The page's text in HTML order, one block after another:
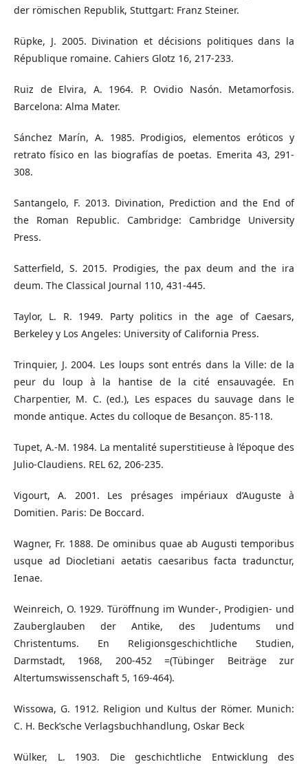
der römischen Republik, Stuttgart: Franz Steiner.
Rüpke, J. 2005. Divination et décisions politiques dans la
République romaine. Cahiers Glotz 16, 217-233.
Ruiz de Elvira, A. 1964. P. Ovidio Nasón. Metamorfosis.
Barcelona: Alma Mater.
Sánchez Marín, A. 1985. Prodigios, elementos eróticos y
retrato físico en las biografías de poetas. Emerita 43, 291-
308.
Santangelo, F. 2013. Divination, Prediction and the End of
the Roman Republic. Cambridge: Cambridge University
Press.
Satterfield, S. 2015. Prodigies, the pax deum and the ira
deum. The Classical Journal 110, 431-445.
Taylor, L. R. 1949. Party politics in the age of Caesars,
Berkeley y Los Angeles: University of California Press.
Trinquier, J. 2004. Les loups sont entrés dans la Ville: de la
peur du loup à la hantise de la cité ensauvagée. En
Charpentier, M. C. (ed.), Les espaces du sauvage dans le
monde antique. Actes du colloque de Besançon. 85-118.
Tupet, A.-M. 1984. La mentalité superstitieuse à l’époque des
Julio-Claudiens. REL 62, 206-235.
Vigourt, A. 2001. Les présages impériaux d’Auguste à
Domitien. Paris: De Boccard.
Wagner, Fr. 1888. De ominibus quae ab Augusti temporibus
usque ad Diocletiani aetatis caesaribus facta tradunctur,
Ienae.
Weinreich, O. 1929. Türöffnung im Wunder-, Prodigien- und
Zauberglauben der Antike, des Judentums und
Christentums. En Religionsgeschichtliche Studien,
Darmstadt, 1968, 200-452 =(Tübinger Beiträge zur
Altertumswissenschaft 5, 169-464).
Wissowa, G. 1912. Religion und Kultus der Römer. Munich:
C. H. Beck’sche Verlagsbuchhandlung, Oskar Beck
Wülker, L. 1903. Die geschichtliche Entwicklung des